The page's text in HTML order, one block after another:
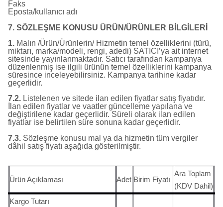
Faks
Eposta/kullanıcı adı
7. SÖZLEŞME KONUSU ÜRÜN/ÜRÜNLER BİLGİLERİ
1. Malın /Ürün/Ürünlerin/ Hizmetin temel özelliklerini (türü,
miktarı, marka/modeli, rengi, adedi) SATICI’ya ait internet
sitesinde yayınlanmaktadır. Satıcı tarafından kampanya
düzenlenmiş ise ilgili ürünün temel özelliklerini kampanya
süresince inceleyebilirsiniz. Kampanya tarihine kadar
geçerlidir.
7.2. Listelenen ve sitede ilan edilen fiyatlar satış fiyatıdır.
İlan edilen fiyatlar ve vaatler güncelleme yapılana ve
değiştirilene kadar geçerlidir. Süreli olarak ilan edilen
fiyatlar ise belirtilen süre sonuna kadar geçerlidir.
7.3. Sözleşme konusu mal ya da hizmetin tüm vergiler
dâhil satış fiyatı aşağıda gösterilmiştir.
Ürün Açıklaması Adet Birim Fiyatı
Ara Toplam
(KDV Dahil)
Kargo Tutarı